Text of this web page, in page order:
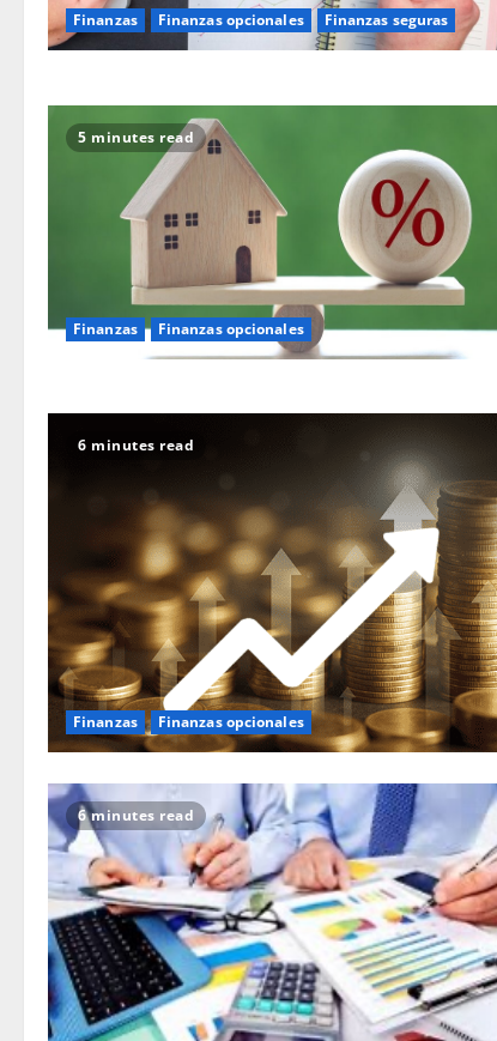
Finanzas Finanzas opcionales Finanzas seguras
5 minutes read
Finanzas Finanzas opcionales
6 minutes read
Finanzas Finanzas opcionales
6 minutes read